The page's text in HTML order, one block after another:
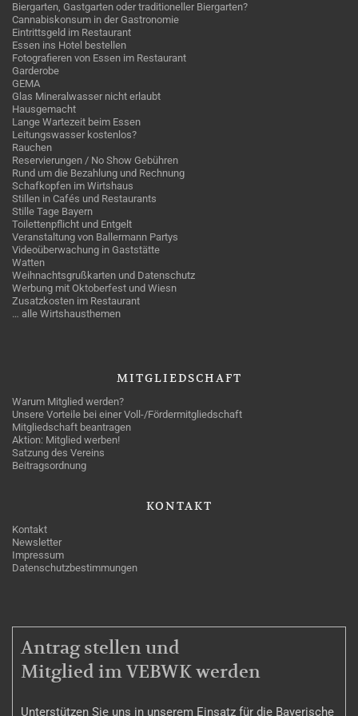
Biergarten, Gastgarten oder traditioneller Biergarten?
Cannabiskonsum in der Gastronomie
Eintrittsgeld im Restaurant
Essen ins Hotel bestellen
Fotografieren von Essen im Restaurant
Garderobe
GEMA
Glas Mineralwasser nicht erlaubt
Hausgemacht
Lange Wartezeit beim Essen
Leitungswasser kostenlos?
Rauchen
Reservierungen / No Show Gebühren
Rund um die Bezahlung und Rechnung
Schafkopfen im Wirtshaus
Stillen in Cafés und Restaurants
Stille Tage Bayern
Toilettenpflicht und Entgelt
Veranstaltung von Ballermann Partys
Videoüberwachung in Gaststätte
Watten
Weihnachtsgrußkarten und Datenschutz
Werbung mit Oktoberfest und Wiesn
Zusatzkosten im Restaurant
… alle Wirtshausthemen
MITGLIEDSCHAFT
Warum Mitglied werden?
Unsere Vorteile bei einer Voll-/Fördermitgliedschaft
Mitgliedschaft beantragen
Aktion: Mitglied werben!
Satzung des Vereins
Beitragsordnung
KONTAKT
Kontakt
Newsletter
Impressum
Datenschutzbestimmungen
MITGLIEDSCHAFT
Antrag stellen und
Mitglied im VEBWK werden
Unterstützen Sie uns in unserem Einsatz für die Bayerische